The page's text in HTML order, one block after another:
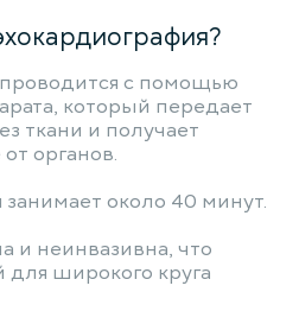
с помощью
который передает
ткани и получает
органов.
около 40 минут.
и неинвазивна, что
для широкого круга